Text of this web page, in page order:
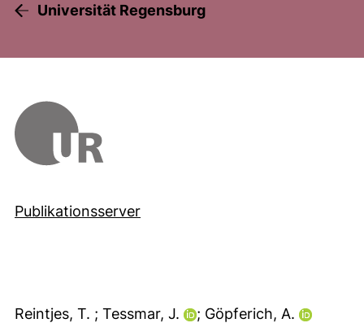
Universität Regensburg
Publikationsserver
Reintjes, T. ; Tessmar, J. ; Göpferich, A.